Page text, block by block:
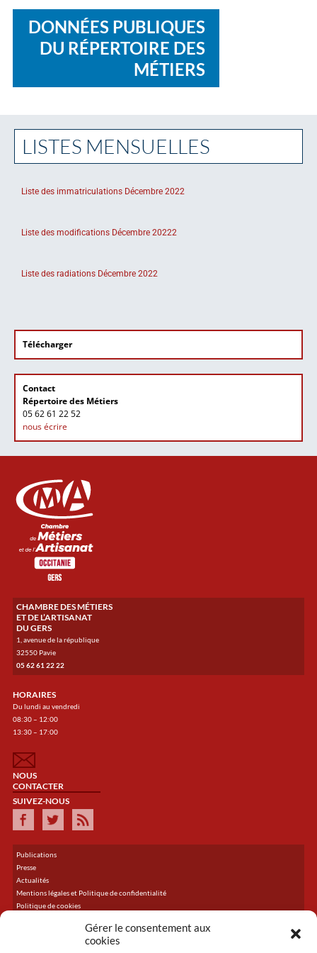
Gérer le consentement aux
cookies
DONNÉES PUBLIQUES
DU RÉPERTOIRE DES
MÉTIERS
LISTES MENSUELLES
Liste des immatriculations Décembre 2022
Liste des modifications Décembre 20222
Liste des radiations Décembre 2022
Télécharger
Contact
Répertoire des Métiers
05 62 61 22 52
nous écrire
CHAMBRE DES MÉTIERS
ET DE L’ARTISANAT
DU GERS
1, avenue de la république
32550 Pavie
05 62 61 22 22
HORAIRES
Du lundi au vendredi
08:30 – 12:00
13:30 – 17:00
NOUS
CONTACTER
SUIVEZ-NOUS
Publications
Presse
Actualités
Mentions légales et Politique de confidentialité
Politique de cookies